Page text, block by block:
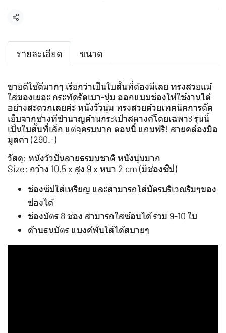
แชร์
รายละเอียด ขนาด
ขายดีใช้ดีมากๆ เรียกว่าเป็นใบสั้นที่ต้องมีเลย ทรงสวยแม้
ใส่ของเยอะ กระทัดรัดเบา-นุ่ม ออกแบบช่องให้ใช้งานได้
อย่างสะดวกเลยค่ะ หนังวัวนุ่ม ทรงสวยด้วยเทคนิคการตัด
เย็บจากช่างที่ชำนาญด้านกระเป๋าสตางค์โดยเฉพาะ รุ่นนี้
เป็นใบสั้นที่เล็ก แต่จุครบมาก ตอนนี้ แถมฟรี! สายคล้องมือ
มูลค่า (290.-)
วัสดุ: หนังวัวปั่นลายธรมมชาติ หนังนุ่มมาก
Size: กว้าง 10.5 x สูง 9 x หนา 2 cm (มีช่องซิป)
ช่องซิปใส่เหรียญ และสามารถใส่บัตรบริเวณริมๆของ
ช่องได้
ช่องบัตร 8 ช่อง สามารถใส่ซ้อนได้ รวม 9-10 ใบ
ด้านธนบัตร แบงค์พันใส่ได้สบายๆ